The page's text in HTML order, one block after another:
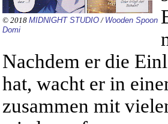
© 2018 MIDNIGHT STUDIO/ Wooden Spoon
Domi
Nachdem er die
hat, wacht er in
zusammen mit